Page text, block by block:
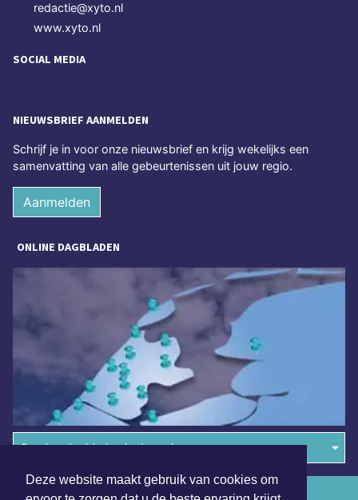
Deze website maakt gebruik van cookies om
redactie@xyto.nl
www.xyto.nl
SOCIAL MEDIA
NIEUWSBRIEF AANMELDEN
Schrijf je in voor onze nieuwsbrief en krijg wekelijks een
samenvatting van alle gebeurtenissen uit jouw regio.
Aanmelden
ONLINE DAGBLADEN
Overige dagbladen in de regio
Algemene voorwaarden